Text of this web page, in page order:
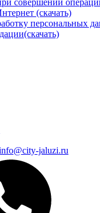
совершении
(скачать)
персональных
jaluzi.ru